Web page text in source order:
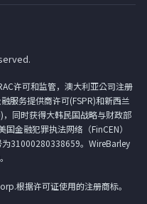
许可和监管，澳大利亚公司注册
服务提供商许可(FSPR)和新西兰
同时获得大韩民国战略与财政部
金融犯罪执法网络（FinCEN）
31000280338659。WireBarley
根据许可证使用的注册商标。